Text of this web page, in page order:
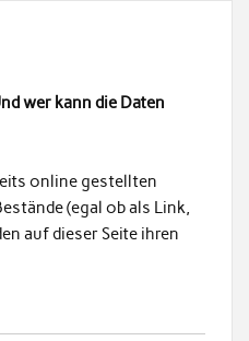
wer kann die Daten
online gestellten
(egal ob als Link,
auf dieser Seite ihren